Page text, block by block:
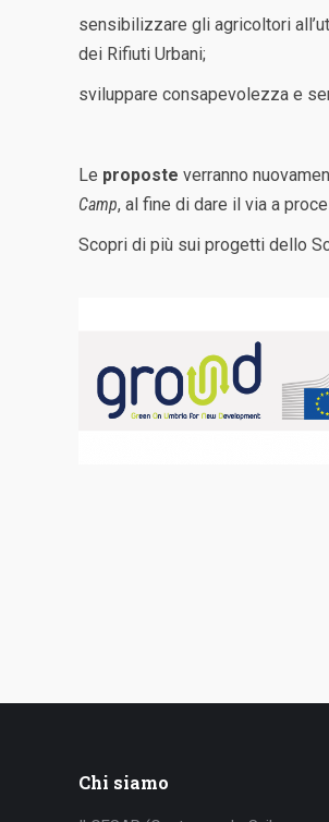
sensibilizzare gli agricoltori
dei Rifiuti Urbani;
sviluppare consapevolezza e
Le proposte verranno
Camp, al fine di dare il via a
Scopri di più sui progetti dello
Chi siamo